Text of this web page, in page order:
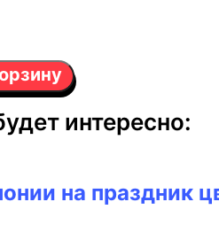
интересно:
на праздник